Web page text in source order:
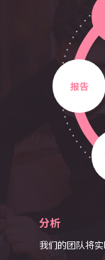
报告
分析
我们的团队将